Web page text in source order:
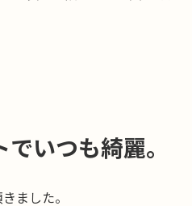
いつも綺麗。
ました。